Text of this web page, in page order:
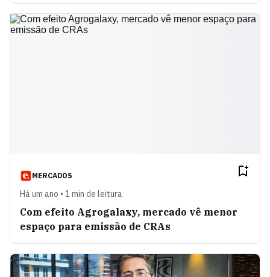
MERCADOS
Há um ano • 1 min de leitura
Com efeito Agrogalaxy, mercado vê menor
espaço para emissão de CRAs